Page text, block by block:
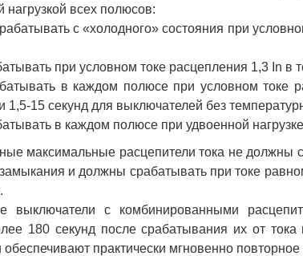
всех полюсов:
с «холодного» состояния при
при условном токе расцепления 1,3 In в
в каждом полюсе при условном токе
1,5-15 секунд для выключателей без
в каждом полюсе при удвоенной
максимальные расцепители тока не
замыкания и должны срабатывать при токе
выключатели с комбинированными
180 секунд после срабатывания их от тока
обеспечивают практически мгновенно